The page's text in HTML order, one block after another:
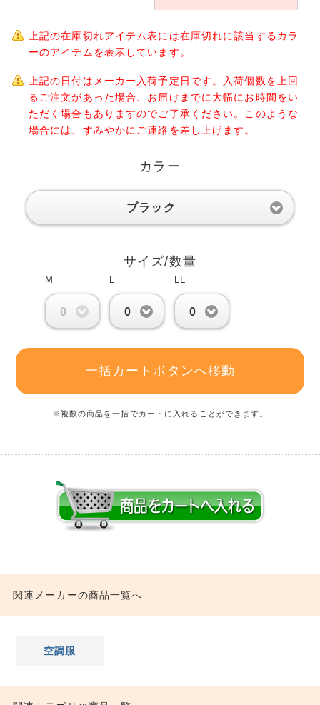
上記の在庫切れアイテム表には在庫切れに該当するカラ
ーのアイテムを表示しています。
上記の日付はメーカー入荷予定日です。入荷個数を上回
るご注文があった場合、お届けまでに大幅にお時間をい
ただく場合もありますのでご了承ください。このような
場合には、すみやかにご連絡を差し上げます。
カラー
ブラック
サイズ/数量
M
0
L
0
LL
0
一括カートボタンへ移動
※複数の商品を一括でカートに入れることができます。
関連メーカーの商品一覧へ
空調服